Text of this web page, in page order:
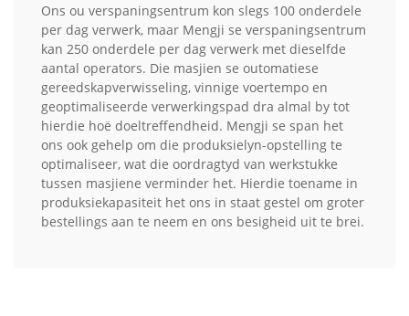
Ons ou verspaningsentrum kon slegs 100 onderdele
per dag verwerk, maar Mengji se verspaningsentrum
kan 250 onderdele per dag verwerk met dieselfde
aantal operators. Die masjien se outomatiese
gereedskapverwisseling, vinnige voertempo en
geoptimaliseerde verwerkingspad dra almal by tot
hierdie hoë doeltreffendheid. Mengji se span het
ons ook gehelp om die produksielyn-opstelling te
optimaliseer, wat die oordragtyd van werkstukke
tussen masjiene verminder het. Hierdie toename in
produksiekapasiteit het ons in staat gestel om groter
bestellings aan te neem en ons besigheid uit te brei.